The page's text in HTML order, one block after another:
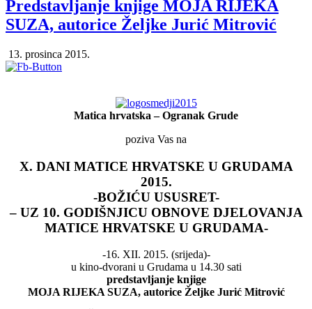
Predstavljanje knjige MOJA RIJEKA
SUZA, autorice Željke Jurić Mitrović
13. prosinca 2015.
Matica hrvatska – Ogranak Grude
poziva Vas na
X. DANI MATICE HRVATSKE U GRUDAMA
2015.
-BOŽIĆU USUSRET-
– UZ 10. GODIŠNJICU OBNOVE DJELOVANJA
MATICE HRVATSKE U GRUDAMA-
-16. XII. 2015. (srijeda)-
u kino-dvorani u Grudama u 14.30 sati
predstavljanje knjige
MOJA RIJEKA SUZA, autorice Željke Jurić Mitrović